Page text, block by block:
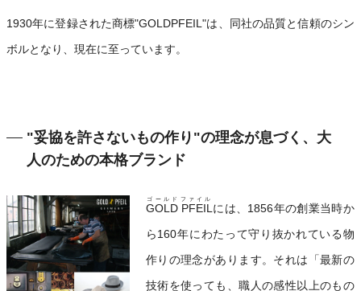
1930年に登録された商標"GOLDPFEIL"は、同社の品質と信頼のシン
ボルとなり、現在に至っています。
"妥協を許さないもの作り"の理念が息づく、大
人のための本格ブランド
GOLD PFEIL
ゴールドファイル
には、1856年の創業当時か
ら160年にわたって守り抜かれている物
作りの理念があります。それは「最新の
技術を使っても、職人の感性以上のもの